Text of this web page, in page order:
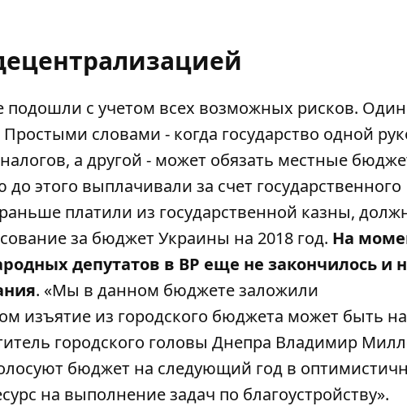
с учетом всех возможных рисков.
словами - когда государство одной
а другой - может обязать местные
этого выплачивали за счет государственного
платили из государственной казны,
за бюджет Украины на 2018 год. На
депутатов в ВР еще не закончилось и
. «Мы в данном бюджете заложили
изъятие из городского бюджета может быть на
городского головы Днепра Владимир
бюджет на следующий год в
на выполнение задач по благоустройству».